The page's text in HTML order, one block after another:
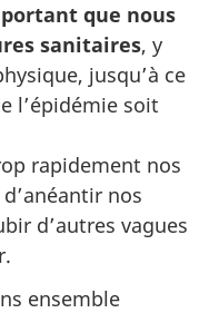
que nous
sanitaires, y
jusqu’à ce
l’épidémie soit
rapidement nos
nos
d’autres vagues
ensemble